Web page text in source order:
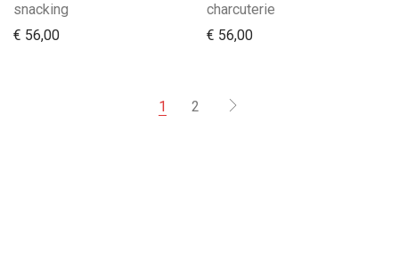
snacking
€ 56,00
charcuterie
€ 56,00
1 2